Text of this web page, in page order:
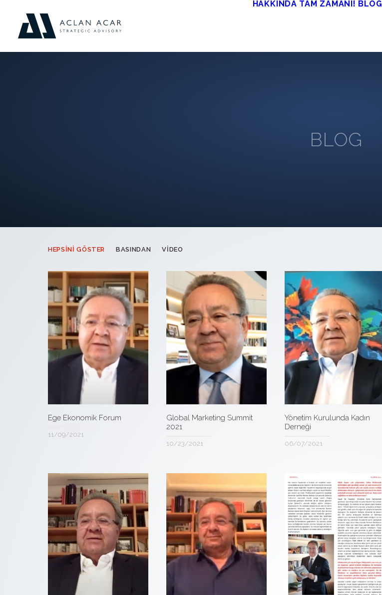
HAKKINDA TAM ZAMANI! BLOG
BLOG
HEPSINI GÖSTER BASINDAN VIDEO
Ege Ekonomik Forum
11/09/2021
Global Marketing Summit
2021
10/23/2021
Yönetim Kurulunda Kadın
Derneği
06/07/2021